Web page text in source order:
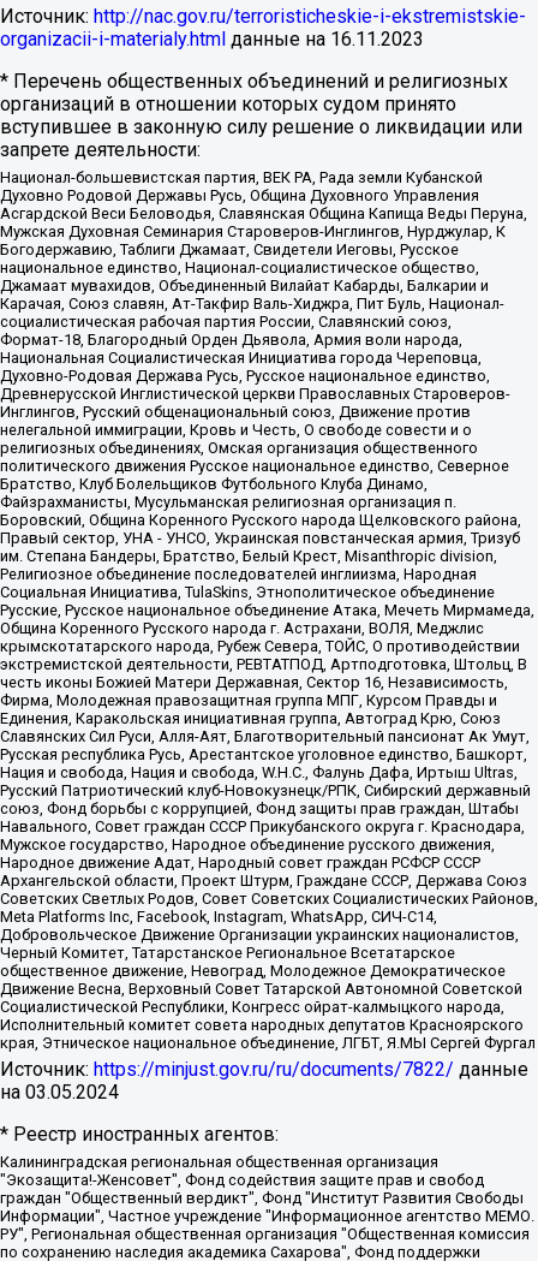
Источник: http://nac.gov.ru/terroristicheskie-i-ekstremistskie-
organizacii-i-materialy.html данные на 16.11.2023
* Перечень общественных объединений и религиозных
организаций в отношении которых судом принято
вступившее в законную силу решение о ликвидации или
запрете деятельности:
Национал-большевистская партия, ВЕК РА, Рада земли Кубанской
Духовно Родовой Державы Русь, Община Духовного Управления
Асгардской Веси Беловодья, Славянская Община Капища Веды Перуна,
Мужская Духовная Семинария Староверов-Инглингов, Нурджулар, К
Богодержавию, Таблиги Джамаат, Свидетели Иеговы, Русское
национальное единство, Национал-социалистическое общество,
Джамаат мувахидов, Объединенный Вилайат Кабарды, Балкарии и
Карачая, Союз славян, Ат-Такфир Валь-Хиджра, Пит Буль, Национал-
социалистическая рабочая партия России, Славянский союз,
Формат-18, Благородный Орден Дьявола, Армия воли народа,
Национальная Социалистическая Инициатива города Череповца,
Духовно-Родовая Держава Русь, Русское национальное единство,
Древнерусской Инглистической церкви Православных Староверов-
Инглингов, Русский общенациональный союз, Движение против
нелегальной иммиграции, Кровь и Честь, О свободе совести и о
религиозных объединениях, Омская организация общественного
политического движения Русское национальное единство, Северное
Братство, Клуб Болельщиков Футбольного Клуба Динамо,
Файзрахманисты, Мусульманская религиозная организация п.
Боровский, Община Коренного Русского народа Щелковского района,
Правый сектор, УНА - УНСО, Украинская повстанческая армия, Тризуб
им. Степана Бандеры, Братство, Белый Крест, Misanthropic division,
Религиозное объединение последователей инглиизма, Народная
Социальная Инициатива, TulaSkins, Этнополитическое объединение
Русские, Русское национальное объединение Атака, Мечеть Мирмамеда,
Община Коренного Русского народа г. Астрахани, ВОЛЯ, Меджлис
крымскотатарского народа, Рубеж Севера, ТОЙС, О противодействии
экстремистской деятельности, РЕВТАТПОД, Артподготовка, Штольц, В
честь иконы Божией Матери Державная, Сектор 16, Независимость,
Фирма, Молодежная правозащитная группа МПГ, Курсом Правды и
Единения, Каракольская инициативная группа, Автоград Крю, Союз
Славянских Сил Руси, Алля-Аят, Благотворительный пансионат Ак Умут,
Русская республика Русь, Арестантское уголовное единство, Башкорт,
Нация и свобода, Нация и свобода, W.H.С., Фалунь Дафа, Иртыш Ultras,
Русский Патриотический клуб-Новокузнецк/РПК, Сибирский державный
союз, Фонд борьбы с коррупцией, Фонд защиты прав граждан, Штабы
Навального, Совет граждан СССР Прикубанского округа г. Краснодара,
Мужское государство, Народное объединение русского движения,
Народное движение Адат, Народный совет граждан РСФСР СССР
Архангельской области, Проект Штурм, Граждане СССР, Держава Союз
Советских Светлых Родов, Совет Советских Социалистических Районов,
Meta Platforms Inc, Facebook, Instagram, WhatsApp, СИЧ-С14,
Добровольческое Движение Организации украинских националистов,
Черный Комитет, Татарстанское Региональное Всетатарское
общественное движение, Невоград, Молодежное Демократическое
Движение Весна, Верховный Совет Татарской Автономной Советской
Социалистической Республики, Конгресс ойрат-калмыцкого народа,
Исполнительный комитет совета народных депутатов Красноярского
края, Этническое национальное объединение, ЛГБТ, Я.МЫ Сергей Фургал
Источник: https://minjust.gov.ru/ru/documents/7822/ данные
на 03.05.2024
* Реестр иностранных агентов:
Калининградская региональная общественная организация "Экозащита!-Женсовет", Фонд содействия защите прав и свобод граждан "Общественный вердикт", Фонд "Институт Развития Свободы Информации", Частное учреждение "Информационное агентство МЕМО. РУ", Региональная общественная организация "Общественная комиссия по сохранению наследия академика Сахарова", Фонд поддержки свободы прессы, Санкт-Петербургская общественная правозащитная организация "Гражданский контроль", Межрегиональная общественная организация "Информационно-просветительский центр "Мемориал", Региональный Фонд "Центр Защиты Прав Средств Массовой Информации", с 05.12.2023 Фонд "Центр Защиты Прав Средств массовой информации", Региональная общественная благотворительная организация помощи беженцам и мигрантам "Гражданское содействие", Негосударственное образовательное учреждение дополнительного профессионального образования (повышение квалификации) специалистов "АКАДЕМИЯ ПО ПРАВАМ ЧЕЛОВЕКА", Свердловская региональная общественная организация "Сутяжник", Автономная некоммерческая организация "Центр независимых социологических исследований", Союз общественных объединений "Российский исследовательский центр по правам человека", Региональное общественное учреждение научно-информационный центр "МЕМОРИАЛ", Некоммерческая организация "Фонд защиты гласности", Автономная некоммерческая организация "Институт прав человека", Городская общественная организация "Екатеринбургское общество "МЕМОРИАЛ", Городская общественная организация "Рязанское историко-просветительское и правозащитное общество "Мемориал" (Рязанский Мемориал), Челябинский региональный орган общественной самодеятельности – женское общественное объединение "Женщины Евразии", Челябинский региональный орган общественной самодеятельности "Уральская правозащитная группа", Фонд содействия защите здоровья и социальной справедливости имени Андрея Рылькова, Автономная Некоммерческая Организация "Аналитический Центр Юрия Левады", Автономная некоммерческая организация социальной поддержки населения "Проект Апрель", Региональная общественная организация помощи женщинам и детям, находящимся в кризисной ситуации "Информационно-методический центр "Анна", Фонд содействия развитию массовых коммуникаций и правовому просвещению "Так-так-Так", Фонд содействия устойчивому развитию "Серебряная тайга", Свердловский региональный общественный фонд социальных проектов "Новое время", "Idel.Реалии", Кавказ.Реалии, Крым.Реалии, Телеканал Настоящее Время, Татаро-башкирская служба Радио Свобода (Azatliq Radiosi), Радио Свободная Европа/Радио Свобода (PCE/PC), "Сибирь.Реалии", "Фактограф", Благотворительный фонд помощи осужденным и их семьям, Автономная некоммерческая организация "Институт глобализации и социальных движений", Фонд "В защиту прав заключенных", Частное учреждение "Центр поддержки и содействия развитию средств массовой информации", Пензенский региональный общественный благотворительный фонд "Гражданский союз", "Север.Реалии", Некоммерческая организация Фонд "Правовая инициатива", Общество с ограниченной ответственностью "Радио Свободная Европа/Радио Свобода", Чешское информационное агентство "MEDIUM-ORIENT", Красноярская региональная общественная организация "Мы против СПИДа", Камалягин Денис Николаевич, Маркелов Сергей Евгеньевич, Пономарев Лев Александрович, Савицкая Людмила Алексеевна, Автономная некоммерческая организация "Центр по работе с проблемой насилия "НАСИЛИЮ.НЕТ", Межрегиональный профессиональный союз работников здравоохранения "Альянс врачей", Юридическое лицо, зарегистрированное в Латвийской Республике, SIA "Medusa Project" (регистрационный номер 40103797863, дата регистрации 10.06.2014), Некоммерческая организация "Фонд по борьбе с коррупцией", Автономная некоммерческая организация "Институт права и публичной политики", Баданин Роман Сергеевич, Гликин Максим Александрович, Железнова Мария Михайловна, Лукьянова Юлия Сергеевна, Маетная Елизавета Витальевна, Маняхин Петр Борисович, Чуракова Ольга Владимировна, Ярош Юлия Петровна, Юридическое лицо "The Insider SIA", зарегистрированное в Риге, Латвийская Республика (дата регистрации 26.06.2015), являющееся администратором доменного имени интернет-издания "The Insider SIA", https://theins.ru, Постернак Алексей Евгеньевич, Рубин Михаил Аркадьевич, Анин Роман Александрович, Юридическое лицо Istories fonds, зарегистрированное в Латвийской Республике (регистрационный номер 50008295751, дата регистрации 24.02.2020), Великовский Дмитрий Александрович, Долинина Ирина Николаевна, Мароховская Алеся Алексеевна, Шлейнов Роман Юрьевич, Шмагун Олеся Валентиновна, Общество с ограниченной ответственностью "Альтаир 2021", Общество с ограниченной ответственностью "Вега 2021", Общество с ограниченной ответственностью "Главный редактор 2021", Общество с ограниченной ответственностью "Ромашки монолит", Важенков Артем Валерьевич, Ивановская областная общественная организация "Центр гендерных исследований", Гурман Юрий Альбертович, Медиапроект "ОВД-Инфо", Егоров Владимир Владимирович, Жилинский Владимир Александрович, Общество с ограниченной ответственностью "ЗП", Иванова София Юрьевна, Карезина Инна Павловна, Кильтау Екатерина Викторовна, Петров Алексей Викторович, Пискунов Сергей Евгеньевич, Смирнов Сергей Сергеевич, Тихонов Михаил Сергеевич, Общество с ограниченной ответственностью "ЖУРНАЛИСТ-ИНОСТРАННЫЙ АГЕНТ", Арапова Галина Юрьевна, Вольтская Татьяна Анатольевна, Американская компания "Mason G.E.S. Anonymous Foundation" (США), являющаяся владельцем интернет-издания https://mnews.world/, Компания "Stichting Bellingcat", зарегистрированная в Нидерландах (дата регистрации 11.07.2018), Захаров Андрей Вячеславович, Клепиковская Екатерина Дмитриевна, Общество с ограниченной ответственностью "МЕМО", Перл Роман Александрович, Симонов Евгений Алексеевич, Соловьева Елена Анатольевна, Сотников Даниил Владимирович, Сурначева Елизавета Дмитриевна, Автономная некоммерческая организация по защите прав человека и информированию населения "Якутия – Наше Мнение", Общество с ограниченной ответственностью "Москоу диджитал медиа", с 26.01.2023 Общество с ограниченной ответственностью "Чайка Белые сады", Ветошкина Валерия Валерьевна, Заговора Максим Александрович, Межрегиональное общественное движение "Российская ЛГБТ - сеть", Оленичев Максим Владимирович, Павлов Иван Юрьевич, Скворцова Елена Сергеевна, Общество с ограниченной ответственностью "Как бы инагент", Кочетков Игорь Викторович, Общество с ограниченной ответственностью "Честные выборы", Еланчик Олег Александрович, Общество с ограниченной ответственностью "Нобелевский призыв", Гималова Регина Эмилевна, Григорьев Андрей Валерьевич, Григорьева Алина Александровна, Ассоциация по содействию защите прав призывников, альтернативнослужащих и военнослужащих "Правозащитная группа "Гражданин.Армия.Право", Хисамова Регина Фаритовна, Автономная некоммерческая организация по реализации социально-правовых программ "Лилит", Дальневосточное общественное движение "Маяк", Санкт-Петербургская ЛГБТ-инициативная группа "Выход", Инициативная группа ЛГБТ+ "Реверс", Алексеев Андрей Викторович, Бекбулатова Таисия Львовна, Беляев Иван Михайлович, Владыкина Елена Сергеевна, Гельман Марат Александрович, Никульшина Вероника Юрьевна, Толоконникова Надежда Андреевна, Шендерович Виктор Анатольевич, Общество с ограниченной ответственностью "Данное сообщение", Общество с ограниченной ответственностью Издательский дом "Новая глава", Айнбиндер Александра Александровна, Московский комьюнити-центр для ЛГБТ+инициатив, Благотворительный фонд развития филантропии, Deutsche Welle (Германия, Kurt-Schumacher-Strasse 3, 53113 Bonn), Борзунова Мария Михайловна, Воробьев Виктор Викторович, Голубева Анна Львовна, Константинова Алла Михайловна, Малкова Ирина Владимировна, Мурадов Мурад Абдулгалимович, Осетинская Елизавета Николаевна, Понасенков Евгений Николаевич, Ганапольский Матвей Юрьевич, Киселев Евгений Алексеевич, Борухович Ирина Григорьевна, Дремин Иван Тимофеевич, Дубровский Дмитрий Викторович, Красноярская региональная общественная организация поддержки и развития альтернативных образовательных технологий и межкультурных коммуникаций "ИНТЕРРА", Маяковская Екатерина Алексеевна, Фейгин Марк Захарович, Филимонов Андрей Викторович, Дзугкоева Регина Николаевна, Доброхотов Роман Александрович, Дудь Юрий Александрович, Елкин Сергей Владимирович, Кругликов Кирилл Игоревич, Сабунаева Мария Леонидовна, Семенов Алексей Владимирович, Шаинян Карен Багратович, Шульман Екатерина Михайловна, Асафьев Артур Валерьевич, Вахштайн Виктор Семенович, Венедиктов Алексей Алексеевич, Лушникова Екатерина Евгеньевна, Волков Леонид Михайлович, Невзоров Александр Глебович, Пархоменко Сергей Борисович, Сироткин Ярослав Николаевич, Кара-Мурза Владимир Владимирович, Баранова Наталья Владимировна, Гозман Леонид Яковлевич, Кагарлицкий Борис Юльевич, Климарев Михаил Валерьевич, Милов Владимир Станиславович, Автономная некоммерческая организация Краснодарский центр современного искусства "Типография", Моргенштерн Алишер Тагирович, Соболь Любовь Эдуардовна, Общество с ограниченной ответственностью "ЛИЗА НОРМ", Каспаров Гарри Кимович, Ходорковский Михаил Борисович, Общество с ограниченной ответственностью "Апрельские тезисы", Данилович Ирина Брониславовна, Кашин Олег Владимирович, Петров Николай Владимирович, Пивоваров Алексей Владимирович, Соколов Михаил Владимирович, Цветкова Юлия Владимировна, Чичваркин Евгений Александрович, Комитет против пыток/Команда против пыток, Общество с ограниченной ответственностью "Первый научный", Общество с ограниченной ответственностью "Вертолет и ко", Белоцерковская Вероника Борисовна, Кац Максим Евгеньевич, Лазарева Татьяна Юрьевна, Шаведдинов Руслан Табризович, Яшин Илья Валерьевич, Общество с ограниченной ответственностью "Иноагент ААВ", Алешковский Дмитрий Петрович, Альбац Евгения Марковна, Быков Дмитрий Львович, Галямина Юлия Евгеньевна, Лойко Сергей Леонидович, Мартынов Кирилл Константинович, Медведев Сергей Александрович, Крашенинников Федор Геннадиевич, Гордеева Катерина Вл